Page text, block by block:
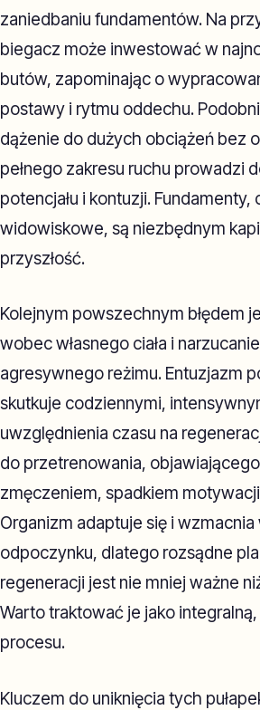
zaniedbaniu fundamentów. Na
biegacz może inwestować w
butów, zapominając o
postawy i rytmu oddechu.
dążenie do dużych obciążeń bez
pełnego zakresu ruchu prowadzi
potencjału i kontuzji. Fundamenty,
widowiskowe, są niezbędnym
przyszłość.
Kolejnym powszechnym błędem
wobec własnego ciała i
agresywnego reżimu. Entuzjazm
skutkuje codziennymi,
uwzględnienia czasu na
do przetrenowania,
zmęczeniem, spadkiem
Organizm adaptuje się i wzmacnia
odpoczynku, dlatego rozsądne
regeneracji jest nie mniej ważne
Warto traktować je jako
procesu.
Kluczem do uniknięcia tych